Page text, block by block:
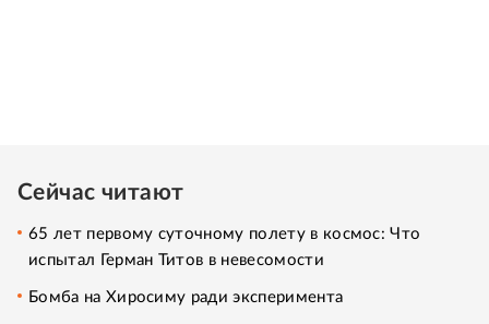
Сейчас читают
65 лет первому суточному полету в космос: Что
испытал Герман Титов в невесомости
Бомба на Хиросиму ради эксперимента